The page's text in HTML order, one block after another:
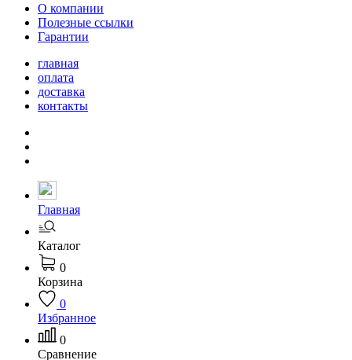
О компании
Полезные ссылки
Гарантии
главная
оплата
доставка
контакты
Главная
Каталог
0
Корзина
0
Избранное
0
Сравнение